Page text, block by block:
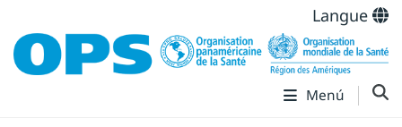
Langue
Menú